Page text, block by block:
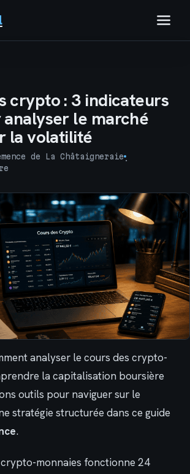
crypto : 3 indicateurs
le marché
la volatilité
de La Châtaigneraie
·
analyser le cours des crypto-
la capitalisation boursière
outils pour naviguer sur le
stratégie structurée dans ce guide
.
crypto-monnaies fonctionne 24